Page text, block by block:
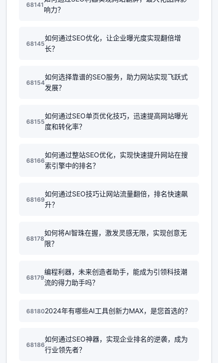
68141
响力？
68145
如何通过SEO优化，让企业曝光度实现翻倍增
长？
68154
如何选择靠谱的SEO服务，助力网站实现飞跃式
发展？
68155
如何通过SEO单页优化技巧，迅速提高网站曝光
度和转化率？
68166
如何通过整站SEO优化，实现快速提升网站在搜
索引擎中的排名？
68169
如何通过SEO技巧让网站流量翻倍，排名快速飙
升？
68178
如何将AI智珠在握，激发灵感无限，实现创意无
限？
68179
编程利器，未来创造者助手，能成为引领科技潮
流的得力助手吗？
681802024年有哪些AI工具创新力MAX，是您首选的？
68186
如何通过SEO神器，实现企业排名的逆袭，成为
行业领先者？